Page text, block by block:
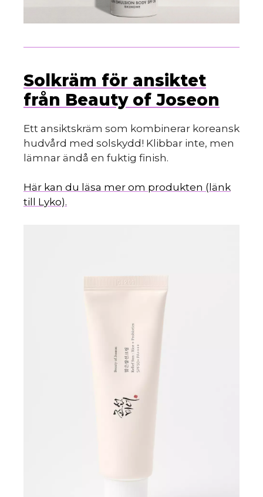
Solkräm för ansiktet
från Beauty of Joseon
Ett ansiktskräm som kombinerar koreansk
hudvård med solskydd! Klibbar inte, men
lämnar ändå en fuktig finish.
Här kan du läsa mer om produkten (länk
till Lyko).